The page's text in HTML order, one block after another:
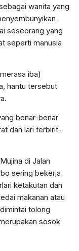
wanita yang
seseorang yang
seperti manusia
iba)
hantu tersebut
benar-benar
dan lari terbirit-
di Jalan
sering bekerja
ketakutan dan
makanan atau
tolong
sosok